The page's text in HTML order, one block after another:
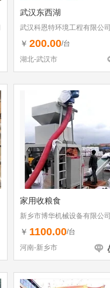
武汉东西湖
武汉科恩特环境工程有限公司
￥ 200.00/台
湖北-武汉市
家用收粮食
新乡市博华机械设备有限公司
￥ 1100.00/台
河南-新乡市